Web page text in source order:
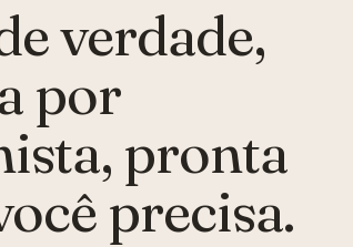
verdade,
por
pronta
precisa.